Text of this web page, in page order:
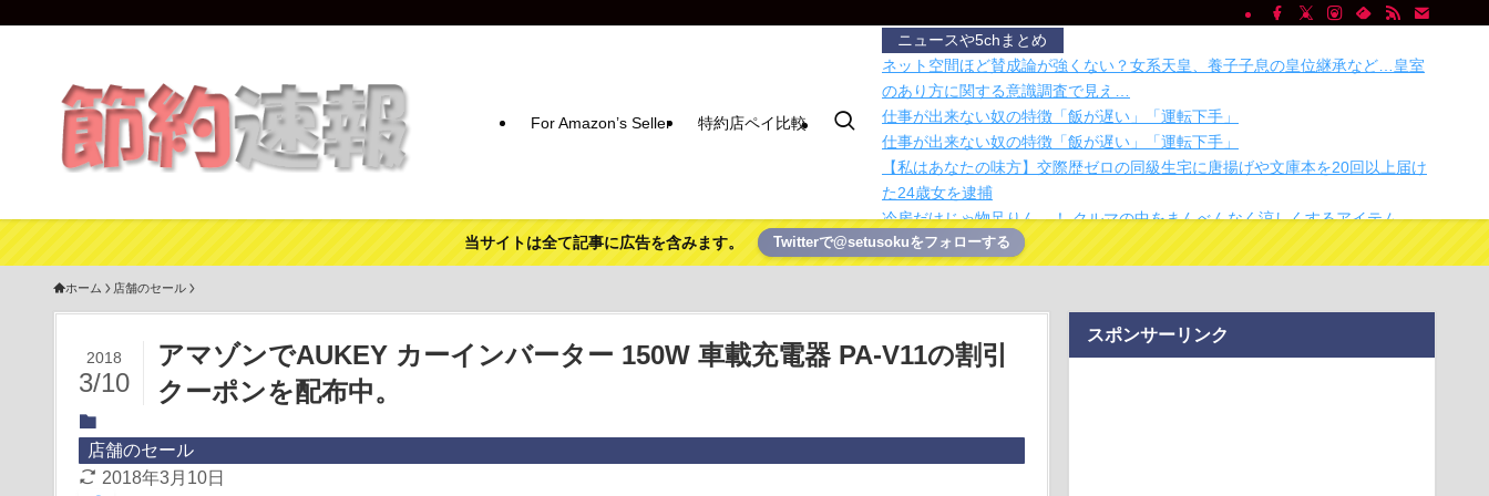
For Amazon’s Seller 特約店ペイ比較
ニュースや5chまとめ
ネット空間ほど賛成論が強くない？女系天皇、養子子息の皇位継承など…皇室
のあり方に関する意識調査で見え…
仕事が出来ない奴の特徴「飯が遅い」「運転下手」
仕事が出来ない奴の特徴「飯が遅い」「運転下手」
【私はあなたの味方】交際歴ゼロの同級生宅に唐揚げや文庫本を20回以上届け
た24歳女を逮捕
冷房だけじゃ物足りん…！ クルマの中をまんべんなく涼しくするアイテム
『映画ちいかわ 人魚の島のひみつ』公開10日間で興収44億円突破
24歳無職女、中学の同級生だった男性にストーカーして逮捕 全く親しくない
チョコレートの豊かな香りにどっしりしたコーヒーの味わいが大人らしさを演
出する「スターバックス COF…
大西洋の地下深く、火山もないのにホカホカのお湯が出る
当サイトは全て記事に広告を含みます。 Twitterで@setusokuをフォローする
ホーム 店舗のセール
アマゾンでAUKEY カーインバーター 150W 車載充電器 PA-V11の割引
クーポンを配布中。
2018
3/10
店舗のセール
2018年3月10日
スポンサーリンク